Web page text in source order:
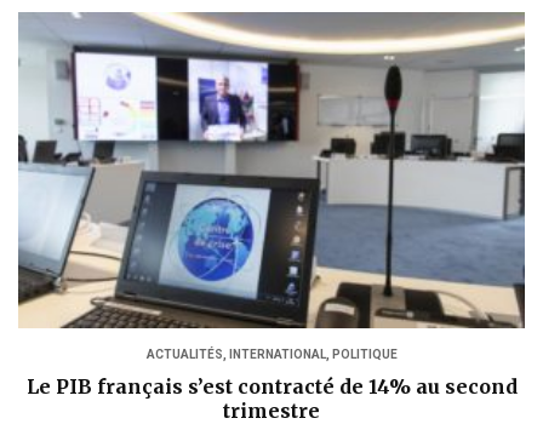
ACTUALITÉS INTERNATIONAL, POLITIQUE
Le PIB français s’est contracté de 14% au second
trimestre